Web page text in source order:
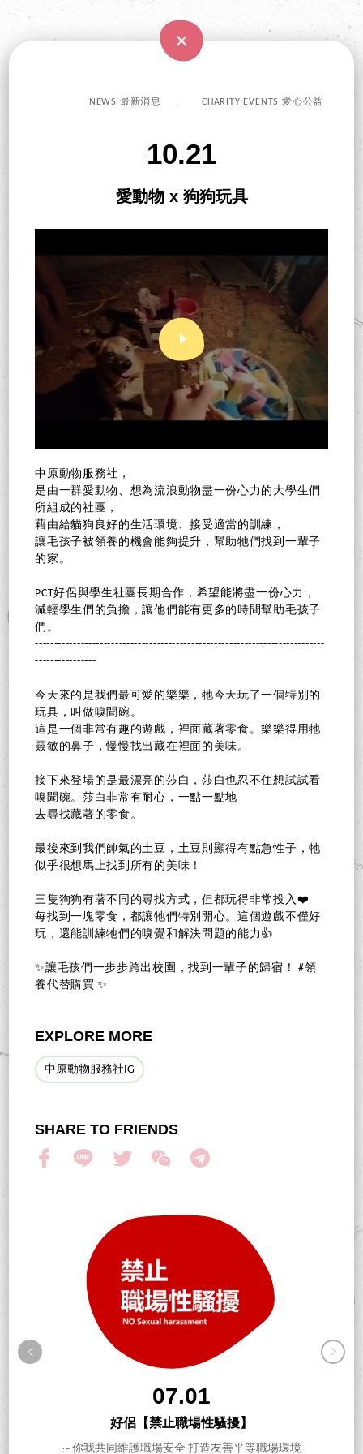
NEWS 最新消息 CHARITY EVENTS 愛心公益
10.21
愛動物 x 狗狗玩具
中原動物服務社，
是由一群愛動物、想為流浪動物盡一份心力的大學生們
所組成的社團，
藉由給貓狗良好的生活環境、接受適當的訓練，
讓毛孩子被領養的機會能夠提升，幫助牠們找到一輩子
的家。
PCT好侶與學生社團長期合作，希望能將盡一份心力，
減輕學生們的負擔，讓他們能有更多的時間幫助毛孩子
們。
----------------------------------------------------------------------------
----------------
今天來的是我們最可愛的樂樂，牠今天玩了一個特別的
玩具，叫做嗅聞碗。
這是一個非常有趣的遊戲，裡面藏著零食。樂樂得用牠
靈敏的鼻子，慢慢找出藏在裡面的美味。
接下來登場的是最漂亮的莎白，莎白也忍不住想試試看
嗅聞碗。莎白非常有耐心，一點一點地
去尋找藏著的零食。
最後來到我們帥氣的土豆，土豆則顯得有點急性子，牠
似乎很想馬上找到所有的美味！
三隻狗狗有著不同的尋找方式，但都玩得非常投入❤️
每找到一塊零食，都讓牠們特別開心。這個遊戲不僅好
玩，還能訓練牠們的嗅覺和解決問題的能力👍
✨讓毛孩們一步步跨出校園，找到一輩子的歸宿！ #領
養代替購買 ✨
EXPLORE MORE
中原動物服務社IG
SHARE TO FRIENDS
07.01
好侶【禁止職場性騷擾】
～你我共同維護職場安全 打造友善平等職場環境